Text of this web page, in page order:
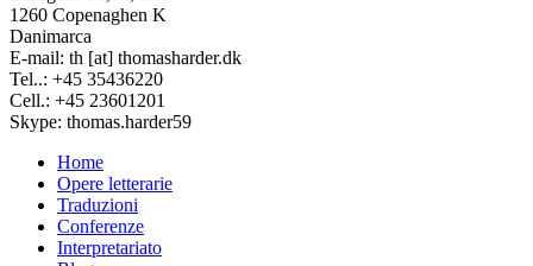
1260 Copenaghen K
Danimarca
E-mail: th [at] thomasharder.dk
Tel..: +45 35436220
Cell.: +45 23601201
Skype: thomas.harder59
Footer
menu
Home
Opere letterarie
Traduzioni
Conferenze
Interpretariato